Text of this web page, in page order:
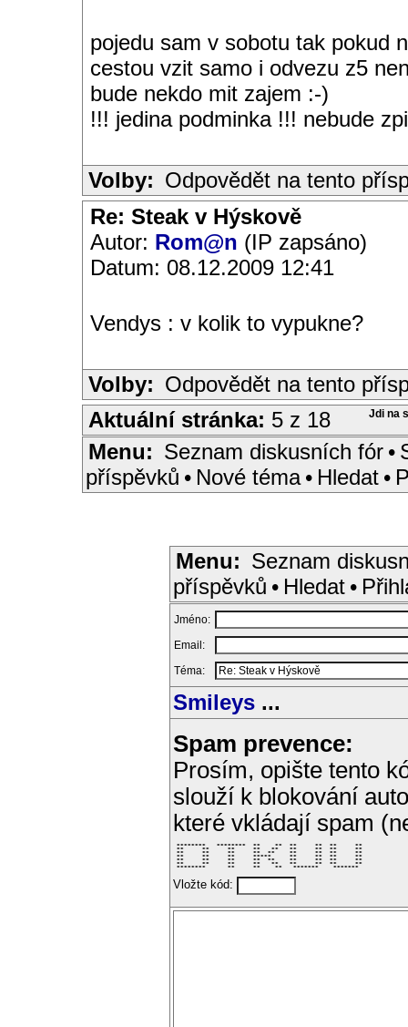
pojedu sam v sobotu tak pokud
cestou vzit samo i odvezu z5
bude nekdo mit zajem :-)
!!! jedina podminka !!! nebude
Volby: Odpovědět na tento
Re: Steak v Hýskově
Autor: Rom@n (IP zapsáno)
Datum: 08.12.2009 12:41
Vendys : v kolik to vypukne?
Volby: Odpovědět na tento
Jdi na
Aktuální stránka: 5 z 18
Menu: Seznam diskusních fór •
příspěvků • Nové téma • Hledat •
Menu: Seznam
příspěvků • Hledat •
Jméno:
Email:
Téma:
Smileys ...
Spam prevence:
Prosím, opište tento
slouží k blokování
které vkládají spam
********   ********  **    **  **     **  **     **
**     **     **     **   **   **     **  **     **
**     **     **     **  **    **     **  **     **
**     **     **     *****     **     **  **     **
**     **     **     **  **    **     **  **     **
**     **     **     **   **   **     **  **     **
********      **     **    **   *******    *******
Vložte kód: